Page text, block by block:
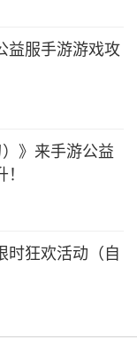
益服手游游戏攻
》来手游公益
时狂欢活动（自